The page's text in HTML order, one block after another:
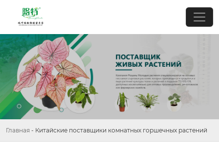
Главная - Китайские поставщики комнатных горшечных растений